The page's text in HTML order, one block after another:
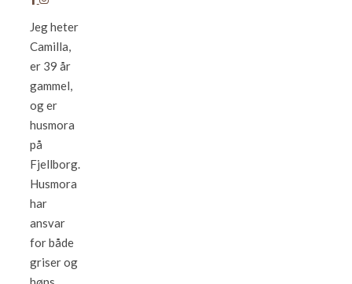
Jeg heter
Camilla,
er 39 år
gammel,
og er
husmora
på
Fjellborg.
Husmora
har
ansvar
for både
griser og